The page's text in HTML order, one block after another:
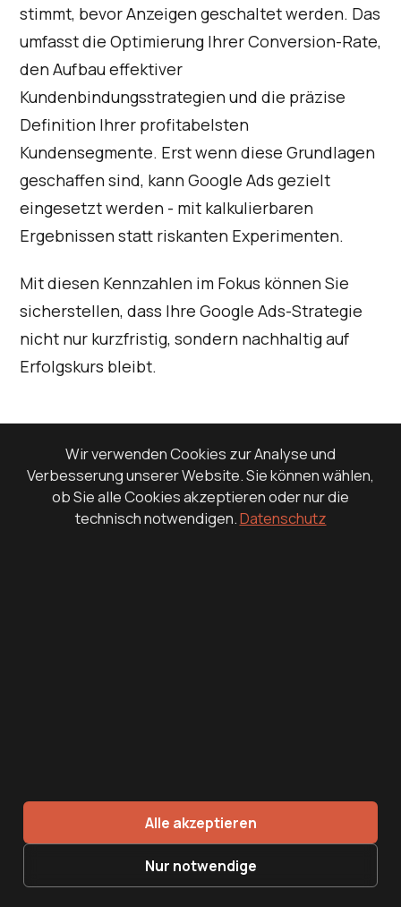
stimmt, bevor Anzeigen geschaltet werden. Das
umfasst die Optimierung Ihrer Conversion-Rate,
den Aufbau effektiver
Kundenbindungsstrategien und die präzise
Definition Ihrer profitabelsten
Kundensegmente. Erst wenn diese Grundlagen
geschaffen sind, kann Google Ads gezielt
eingesetzt werden - mit kalkulierbaren
Ergebnissen statt riskanten Experimenten.
Mit diesen Kennzahlen im Fokus können Sie
sicherstellen, dass Ihre Google Ads-Strategie
nicht nur kurzfristig, sondern nachhaltig auf
Erfolgskurs bleibt.
7. Bereitschaft zu monatlichem
Testen und Optimieren
riskieren Sie, dass Leistung und Budget
ineffizient genutzt werden. Ein wesentlicher
Faktor: Rund 15 % der Suchanfragen, die Google
täglich verarbeitet, sind komplett neu. Dazu
Wir verwenden Cookies zur Analyse und
Verbesserung unserer Website. Sie können wählen,
ob Sie alle Cookies akzeptieren oder nur die
technisch notwendigen.Datenschutz
Alle akzeptieren
Nur notwendige